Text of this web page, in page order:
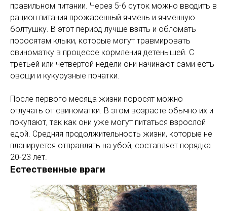
правильном питании. Через 5-6 суток можно вводить в
рацион питания прожаренный ячмень и ячменную
болтушку. В этот период лучше взять и обломать
поросятам клыки, которые могут травмировать
свиноматку в процессе кормления детенышей. С
третьей или четвертой недели они начинают сами есть
овощи и кукурузные початки.
После первого месяца жизни поросят можно
отлучать от свиноматки. В этом возрасте обычно их и
покупают, так как они уже могут питаться взрослой
едой. Средняя продолжительность жизни, которые не
планируется отправлять на убой, составляет порядка
20-23 лет.
Естественные враги